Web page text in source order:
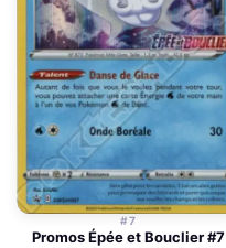
#7
Promos Épée et Bouclier #7